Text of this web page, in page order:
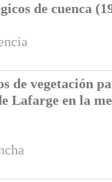
de cuenca
de vegetación
Lafarge en la